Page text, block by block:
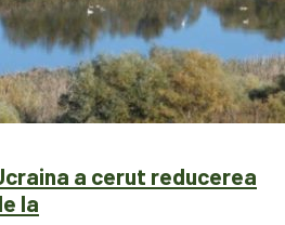
a cerut reducerea
la